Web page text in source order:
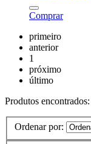
Comprar
primeiro
anterior
1
próximo
último
Produtos encontrados:
Ordenar por: